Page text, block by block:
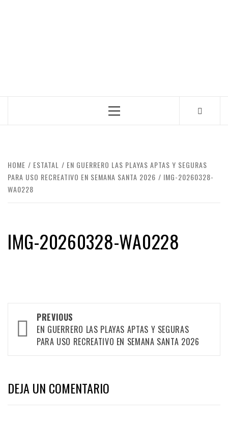
Primary
HOME ESTATAL
EN GUERRERO LAS PLAYAS APTAS Y SEGURAS
PARA USO RECREATIVO EN SEMANA SANTA 2026
IMG-20260328-
WA0228
IMG-20260328-WA0228
Post
navigation
PREVIOUS
EN GUERRERO LAS PLAYAS APTAS Y SEGURAS
PARA USO RECREATIVO EN SEMANA SANTA 2026
DEJA UN COMENTARIO